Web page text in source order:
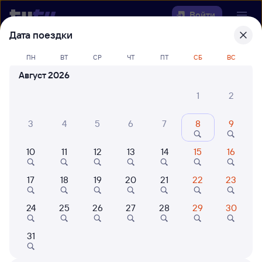
Войти
Выберите день, чтобы найтиж/д
билеты Сенная — Пелым
Куда
Когда
Кто едет
Найти поезда
Дата поездки
ПН ВТ СР ЧТ ПТ СБ ВС
Август 2026
1
2
3 4 5 6 7 8 9
10 11 12 13 14 15 16
17 18 19 20 21 22 23
24 25 26 27 28 29 30
31